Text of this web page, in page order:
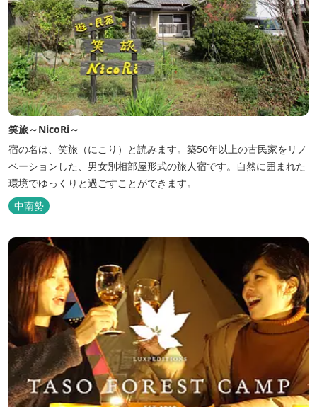
笑旅～NicoRi～
宿の名は、笑旅（にこり）と読みます。築50年以上の古民家をリノ
ベーションした、男女別相部屋形式の旅人宿です。自然に囲まれた
環境でゆっくりと過ごすことができます。
中南勢